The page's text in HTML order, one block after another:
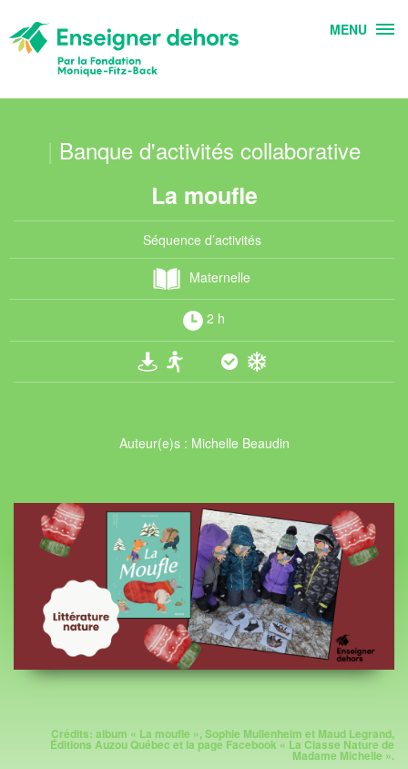
MENU
| Banque d'activités collaborative
La moufle
Séquence d’activités
Maternelle
2 h
Auteur(e)s : Michelle Beaudin
Crédits: album « La moufle », Sophie Mullenheim et Maud Legrand,
Éditions Auzou Québec et la page Facebook « La Classe Nature de
Madame Michelle ».